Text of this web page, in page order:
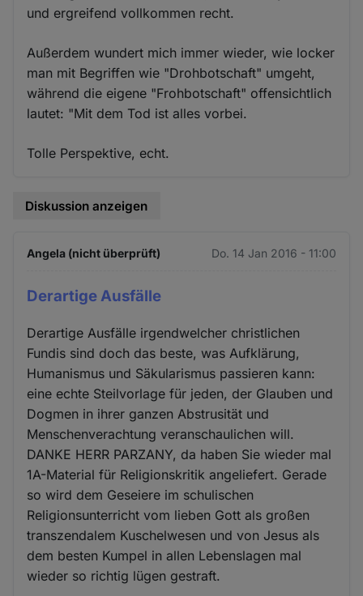
und ergreifend vollkommen recht.
Außerdem wundert mich immer wieder, wie locker
man mit Begriffen wie "Drohbotschaft" umgeht,
während die eigene "Frohbotschaft" offensichtlich
lautet: "Mit dem Tod ist alles vorbei.
Tolle Perspektive, echt.
Diskussion anzeigen
Angela (nicht überprüft) Do. 14 Jan 2016 - 11:00
Derartige Ausfälle
Derartige Ausfälle irgendwelcher christlichen
Fundis sind doch das beste, was Aufklärung,
Humanismus und Säkularismus passieren kann:
eine echte Steilvorlage für jeden, der Glauben und
Dogmen in ihrer ganzen Abstrusität und
Menschenverachtung veranschaulichen will.
DANKE HERR PARZANY, da haben Sie wieder mal
1A-Material für Religionskritik angeliefert. Gerade
so wird dem Geseiere im schulischen
Religionsunterricht vom lieben Gott als großen
transzendalem Kuschelwesen und von Jesus als
dem besten Kumpel in allen Lebenslagen mal
wieder so richtig lügen gestraft.